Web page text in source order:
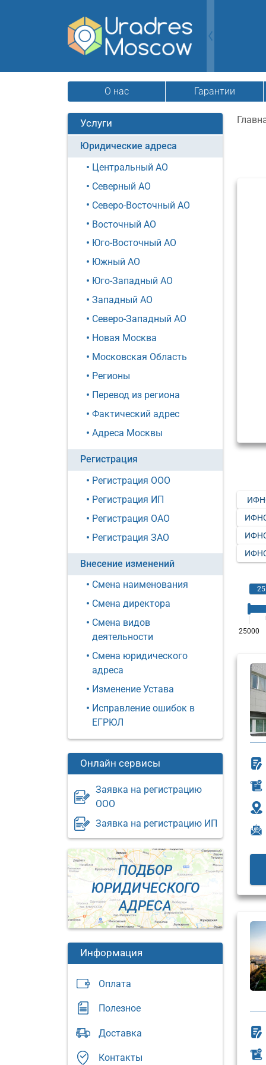
О нас Гарантии
Услуги
Юридические адреса
Центральный АО
Северный АО
Северо-Восточный АО
Восточный АО
Юго-Восточный АО
Южный АО
Юго-Западный АО
Западный АО
Северо-Западный АО
Новая Москва
Московская Область
Регионы
Перевод из региона
Фактический адрес
Адреса Москвы
Регистрация
Регистрация ООО
Регистрация ИП
Регистрация ОАО
Регистрация ЗАО
Внесение изменений
Смена наименования
Смена директора
Смена видов
деятельности
Смена юридического
адреса
Изменение Устава
Исправление ошибок в
ЕГРЮЛ
Онлайн сервисы
Заявка на регистрацию
ООО
Заявка на регистрацию ИП
ПОДБОР
ЮРИДИЧЕСКОГО
АДРЕСА
Информация
Оплата
Полезное
Доставка
Контакты
адрес:
Москва,
адрес: